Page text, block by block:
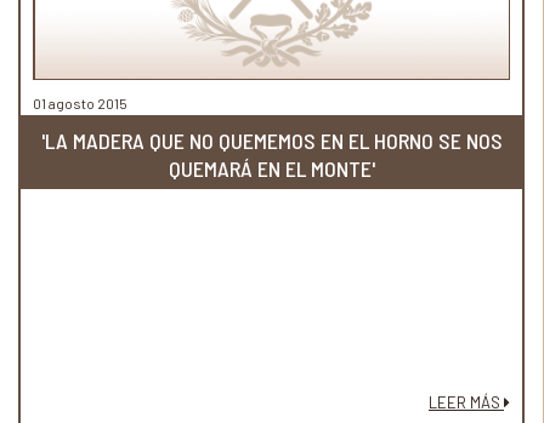
01 agosto 2015
'LA MADERA QUE NO QUEMEMOS EN EL HORNO SE NOS
QUEMARÁ EN EL MONTE'
LEER MÁS